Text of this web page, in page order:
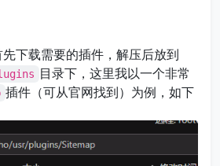
下载需要的插件，解压后放到
目录下，这里我以一个非常
插件（可从官网找到）为例，如下